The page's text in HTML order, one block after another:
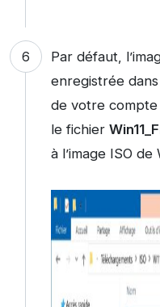
Par défaut,
enregistrée
de votre compte
le fichier
à l’image ISO de